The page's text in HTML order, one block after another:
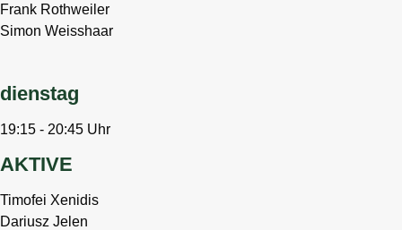
Frank Rothweiler
Simon Weisshaar
dienstag
19:15 - 20:45 Uhr
AKTIVE
Timofei Xenidis
Dariusz Jelen